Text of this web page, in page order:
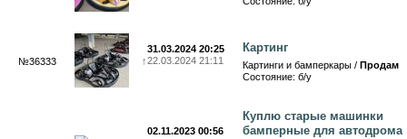
№36333
31.03.2024 20:25
↑22.03.2024 21:11
Картинг
Картинги и бамперкары / Продам
Состояние: б/у
02.11.2023 00:56
Куплю старые машинки
бамперные для автодрома